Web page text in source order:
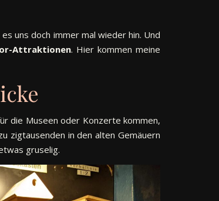
uns doch immer mal wieder hin. Und
Attraktionen. Hier kommen meine
die Museen oder Konzerte kommen,
zigtausenden in den alten Gemäuern
gruselig.